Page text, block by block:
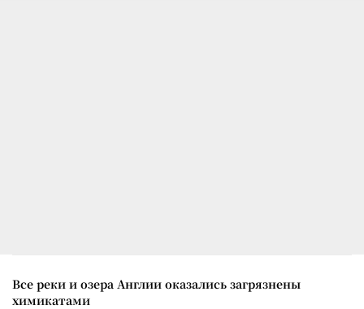
Все реки и озера Англии оказались загрязнены
химикатами